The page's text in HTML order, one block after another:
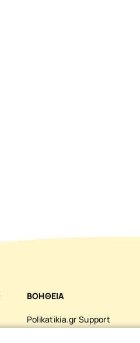
ΒΟΗΘΕΙΑ
Polikatikia.gr Support